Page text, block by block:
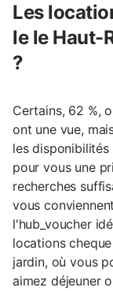
Les
le le Haut-
?
Certains, 62 %,
ont une vue,
les
pour vous une
recherches
vous
l'hub_voucher
locations
jardin, où vous
aimez déjeuner